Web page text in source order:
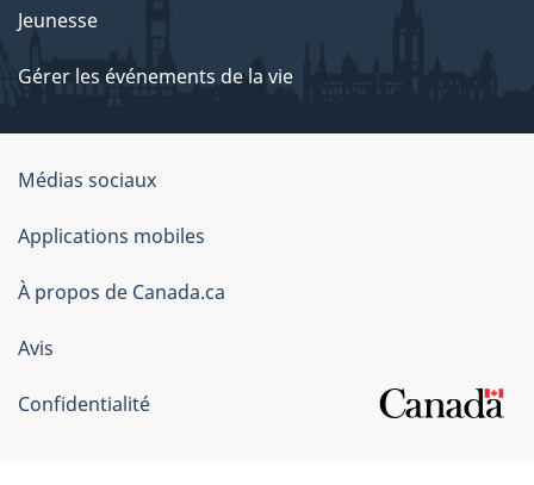
Jeunesse
Gérer les événements de la vie
Organisation
du
gouvernement
du
Canada
Médias sociaux
Applications mobiles
À propos de Canada.ca
Avis
Confidentialité